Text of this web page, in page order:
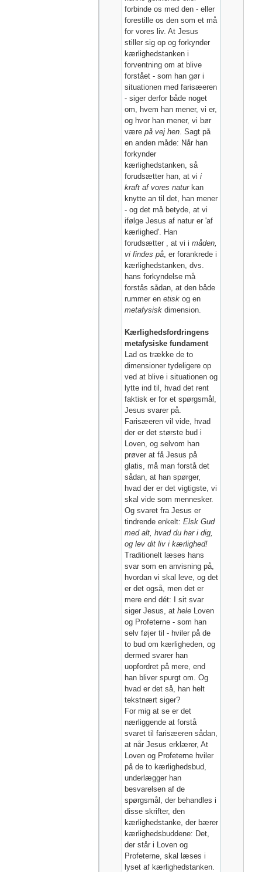
forbinde os med den - eller
forestille os den som et må
for vores liv. At Jesus
stiller sig op og forkynder
kærlighedstanken i
forventning om at blive
forstået - som han gør i
situationen med farisæeren
- siger derfor både noget
om, hvem han mener, vi er,
og hvor han mener, vi bør
være på vej hen. Sagt på
en anden måde: Når han
forkynder
kærlighedstanken, så
forudsætter han, at vi i
kraft af vores naturkan
knytte an til det, han mener
- og det må betyde, at vi
ifølge Jesus af natur er 'af
kærlighed'. Han
forudsætter , at vi i måden,
vi findes på, er forankrede i
kærlighedstanken, dvs.
hans forkyndelse må
forstås sådan, at den både
rummer en etisk og en
metafysisk dimension.
Kærlighedsfordringens
metafysiske fundament
Lad os trække de to
dimensioner tydeligere op
ved at blive i situationen og
lytte ind til, hvad det rent
faktisk er for et spørgsmål,
Jesus svarer på.
Farisæeren vil vide, hvad
der er det største bud i
Loven, og selvom han
prøver at få Jesus på
glatis, må man forstå det
sådan, at han spørger,
hvad der er det vigtigste, vi
skal vide som mennesker.
Og svaret fra Jesus er
tindrende enkelt: Elsk Gud
med alt, hvad du har i dig,
og lev dit liv i kærlighed!
Traditionelt læses hans
svar som en anvisning på,
hvordan vi skal leve, og det
er det også, men det er
mere end dét: I sit svar
siger Jesus, at hele Loven
og Profeterne - som han
selv føjer til - hviler på de
to bud om kærligheden, og
dermed svarer han
uopfordret på mere, end
han bliver spurgt om. Og
hvad er det så, han helt
tekstnært siger?
For mig at se er det
nærliggende at forstå
svaret til farisæeren sådan,
at når Jesus erklærer, At
Loven og Profeterne hviler
på de to kærlighedsbud,
underlægger han
besvarelsen af de
spørgsmål, der behandles i
disse skrifter, den
kærlighedstanke, der bærer
kærlighedsbuddene: Det,
der står i Loven og
Profeterne, skal læses i
lyset af kærlighedstanken.